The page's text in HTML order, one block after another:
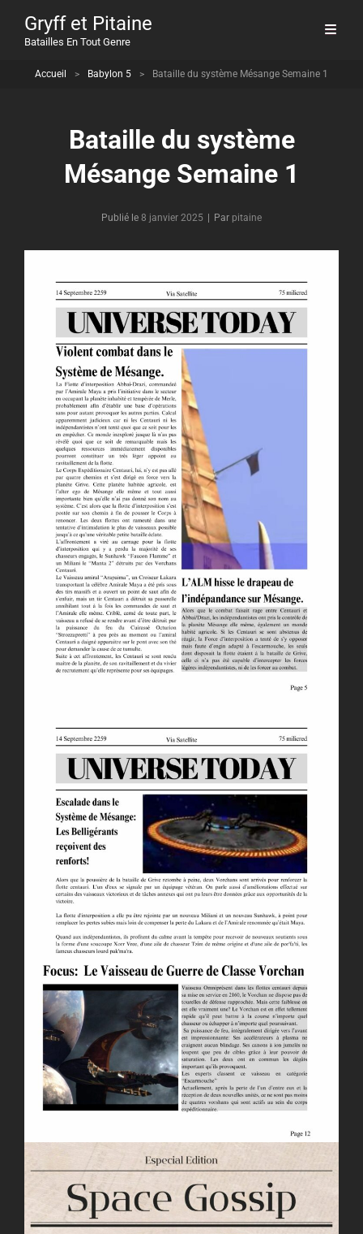
Gryff et Pitaine
Batailles En Tout Genre
Accueil > Babylon 5 > Bataille du système Mésange Semaine 1
Bataille du système
Mésange Semaine 1
Publié le 8 janvier 2025 Par Byline
pitaine